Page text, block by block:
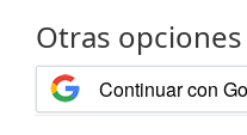
Otras opciones
Continuar con